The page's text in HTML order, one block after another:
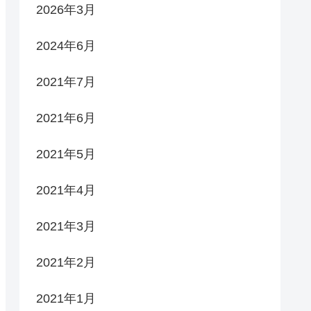
2026年3月
2024年6月
2021年7月
2021年6月
2021年5月
2021年4月
2021年3月
2021年2月
2021年1月